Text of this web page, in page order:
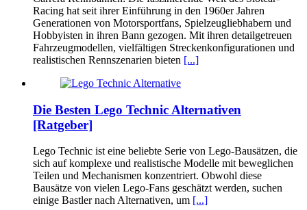
Racing hat seit ihrer Einführung in den 1960er Jahren
Generationen von Motorsportfans, Spielzeugliebhabern und
Hobbyisten in ihren Bann gezogen. Mit ihren detailgetreuen
Fahrzeugmodellen, vielfältigen Streckenkonfigurationen und
realistischen Rennszenarien bieten [...]
Die Besten Lego Technic Alternativen
[Ratgeber]
Lego Technic ist eine beliebte Serie von Lego-Bausätzen, die
sich auf komplexe und realistische Modelle mit beweglichen
Teilen und Mechanismen konzentriert. Obwohl diese
Bausätze von vielen Lego-Fans geschätzt werden, suchen
einige Bastler nach Alternativen, um [...]